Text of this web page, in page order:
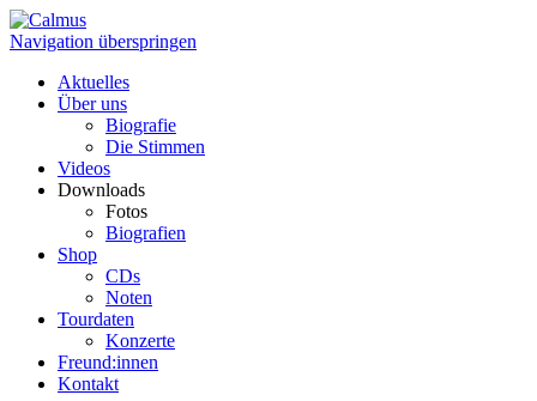
Navigation überspringen
Aktuelles
Über uns
Biografie
Die Stimmen
Videos
Downloads
Fotos
Biografien
Shop
CDs
Noten
Tourdaten
Konzerte
Freund:innen
Kontakt